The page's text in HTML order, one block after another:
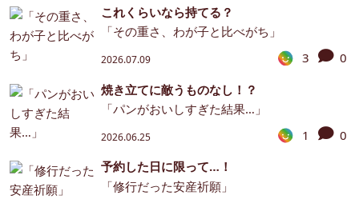
これくらいなら持てる？
「その重さ、わが子と比べがち」
2026.07.09 3
0
焼き立てに敵うものなし！？
「パンがおいしすぎた結果…」
2026.06.25 1
0
予約した日に限って…！
「修行だった安産祈願」